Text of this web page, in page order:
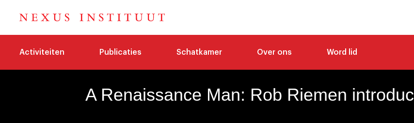
Activiteiten Publicaties Schatkamer Over ons Word lid
A Renaissance Man: Rob Riemen